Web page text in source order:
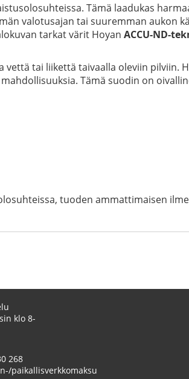
Tämä laadukas
valotusajan tai suuremman aukon
tarkat värit Hoyan ACCU-ND-
tai liikettä taivaalla oleviin pilviin.
Tämä suodin on
tuoden ammattimaisen
klo 8-
268
paikallisverkkomaksu